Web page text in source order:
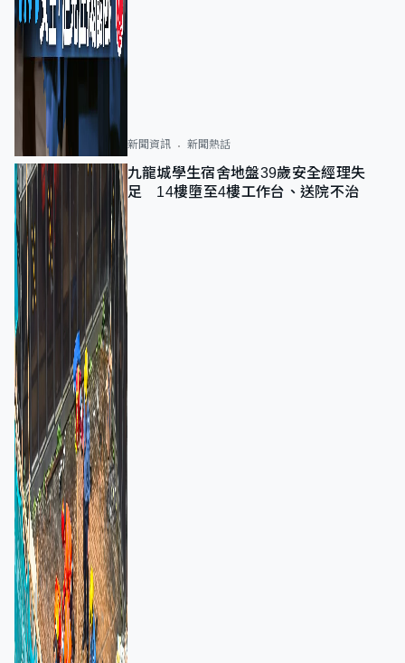
新聞資訊 新聞熱話
九龍城學生宿舍地盤39歲安全經理失
足 14樓墮至4樓工作台、送院不治